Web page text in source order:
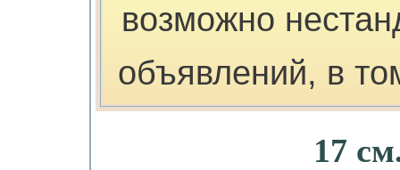
возможно
объявлений, в
17